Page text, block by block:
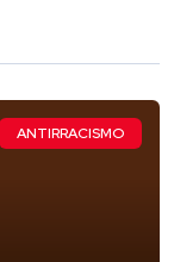
ANTIRRACISMO